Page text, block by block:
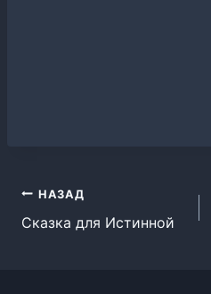
Навигация
по
НАЗАД
Сказка для Истинной